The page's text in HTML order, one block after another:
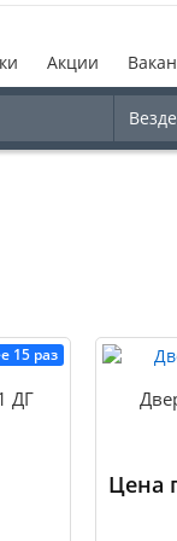
Акции
Везде
15 раз
ДГ
Цена